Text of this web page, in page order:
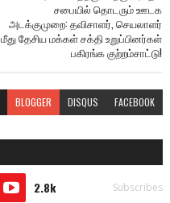
சபையில் தொடரும் ஊடக
அடக்குமுறை: தவிசாளர், செயலாளர்
மீது தேசிய மக்கள் சக்தி உறுப்பினர்கள்
பகிரங்க குற்றம்சாட்டு!
BLOGGER DISQUS FACEBOOK
2.8k Subscribes